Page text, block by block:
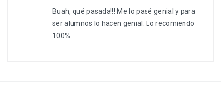
Buah, qué pasada!!! Me lo pasé genial y para
ser alumnos lo hacen genial. Lo recomiendo
100%